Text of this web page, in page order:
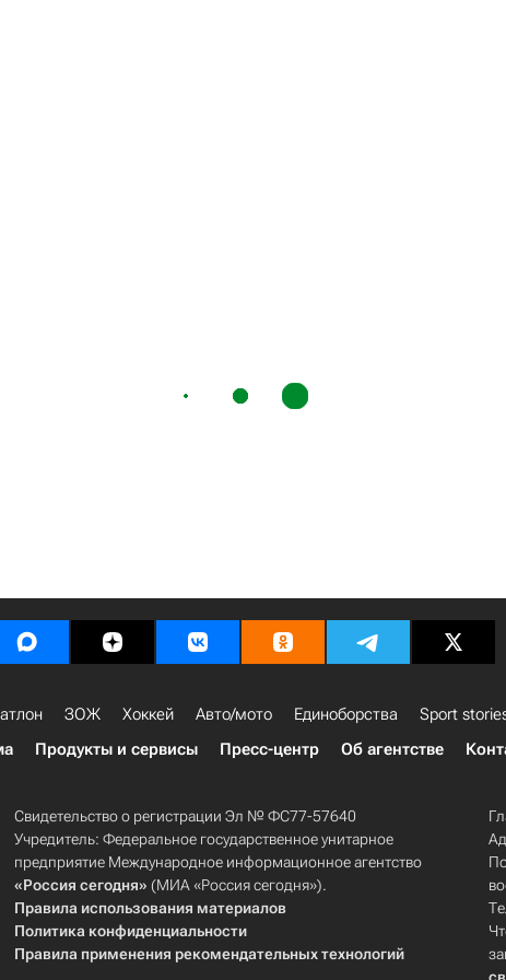
ЗОЖ Хоккей Авто/мото Единоборства Sport
Продукты и сервисы Пресс-центр Об агентстве
Свидетельство о регистрации Эл № ФС77-57640
Учредитель: Федеральное государственное унитарное
предприятие Международное информационное агентство
«Россия сегодня» (МИА «Россия сегодня»).
Правила использования материалов
Политика конфиденциальности
Правила применения рекомендательных технологий